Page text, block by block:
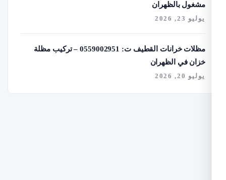
بالظهران
مظلات خرانات القطيف ت: 0559002951 – تركيب مظلة
في الظهران